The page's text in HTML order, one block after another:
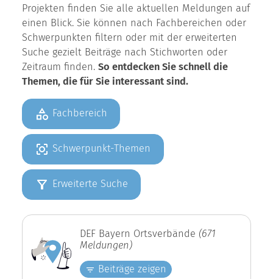
Projekten finden Sie alle aktuellen Meldungen auf
einen Blick. Sie können nach Fachbereichen oder
Schwerpunkten filtern oder mit der erweiterten
Suche gezielt Beiträge nach Stichworten oder
Zeitraum finden. So entdecken Sie schnell die
Themen, die für Sie interessant sind.
Fachbereich
Schwerpunkt-Themen
Erweiterte Suche
DEF Bayern Ortsverbände (671
Meldungen)
Beiträge zeigen